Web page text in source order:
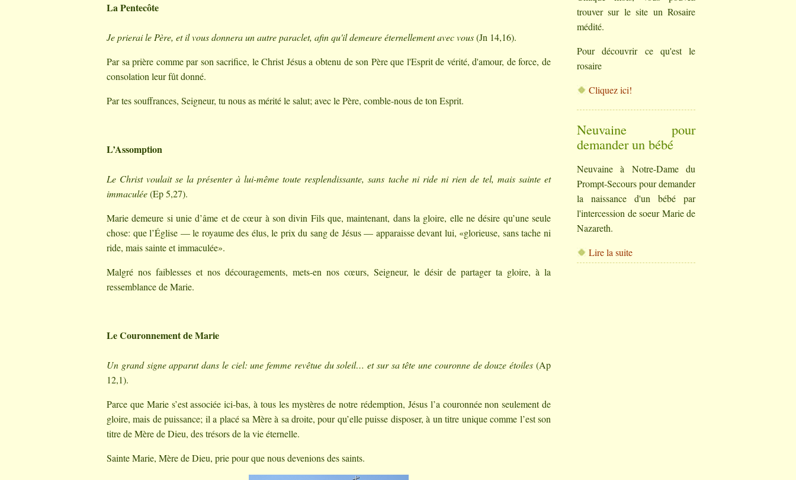
La Pentecôte
Je prierai le Père, et il vous donnera un autre paraclet, afin qu'il demeure éternellement avec vous(Jn 14,16).
Par sa prière comme par son sacrifice, le Christ Jésus a obtenu de son Père que l'Esprit de vérité, d'amour, de force, de
consolation leur fût donné.
Par tes souffrances, Seigneur, tu nous as mérité le salut; avec le Père, comble-nous de ton Esprit.
L’Assomption
Le Christ voulait se la présenter à lui-même toute resplendissante, sans tache ni ride ni rien de tel, mais sainte et
immaculée(Ep 5,27).
Marie demeure si unie d’âme et de cœur à son divin Fils que, maintenant, dans la gloire, elle ne désire qu’une seule
chose: que l’Église — le royaume des élus, le prix du sang de Jésus — apparaisse devant lui, «glorieuse, sans tache ni
ride, mais sainte et immaculée».
Malgré nos faiblesses et nos découragements, mets-en nos cœurs, Seigneur, le désir de partager ta gloire, à la
ressemblance de Marie.
Le Couronnement de Marie
Un grand signe apparut dans le ciel: une femme revêtue du soleil… et sur sa tête une couronne de douze étoiles (Ap
12,1).
Parce que Marie s’est associée ici-bas, à tous les mystères de notre rédemption, Jésus l’a couronnée non seulement de
gloire, mais de puissance; il a placé sa Mère à sa droite, pour qu’elle puisse disposer, à un titre unique comme l’est son
titre de Mère de Dieu, des trésors de la vie éternelle.
Sainte Marie, Mère de Dieu, prie pour que nous devenions des saints.
trouver sur le site un Rosaire
médité.
Pour découvrir ce qu'est le
rosaire
Cliquez ici!
Neuvaine pour
demander un bébé
Neuvaine à Notre-Dame du
Prompt-Secours pour demander
la naissance d'un bébé par
l'intercession de soeur Marie de
Nazareth.
Lire la suite